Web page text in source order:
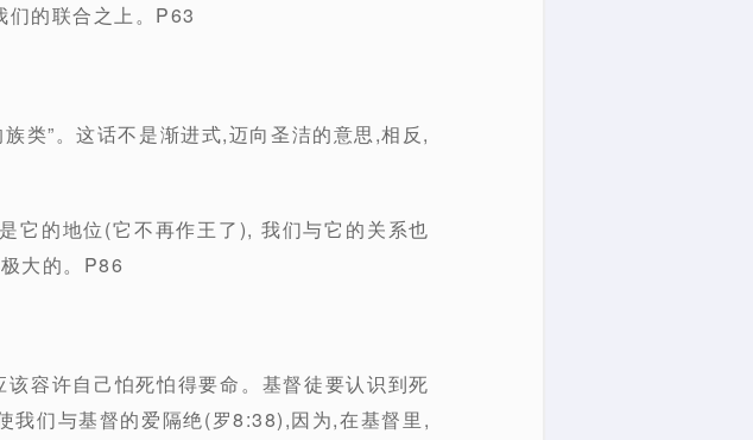
们的联合之上。P63
类”。这话不是渐进式,迈向圣洁的意思,相反,
它的地位(它不再作王了), 我们与它的关系也
大的。P86
容许自己怕死怕得要命。基督徒要认识到死
我们与基督的爱隔绝(罗8:38),因为,在基督里,